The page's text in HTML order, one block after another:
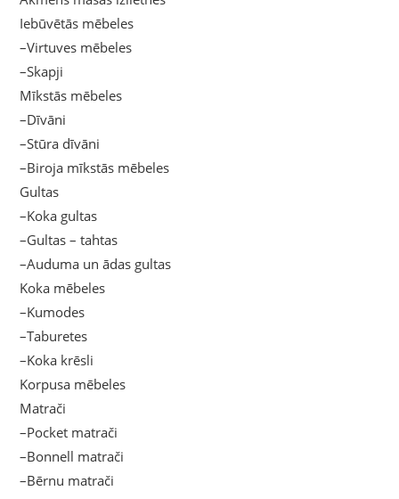
Iebūvētās mēbeles
–Virtuves mēbeles
–Skapji
Mīkstās mēbeles
–Dīvāni
–Stūra dīvāni
–Biroja mīkstās mēbeles
Gultas
–Koka gultas
–Gultas – tahtas
–Auduma un ādas gultas
Koka mēbeles
–Kumodes
–Taburetes
–Koka krēsli
Korpusa mēbeles
Matrači
–Pocket matrači
–Bonnell matrači
–Bērnu matrači